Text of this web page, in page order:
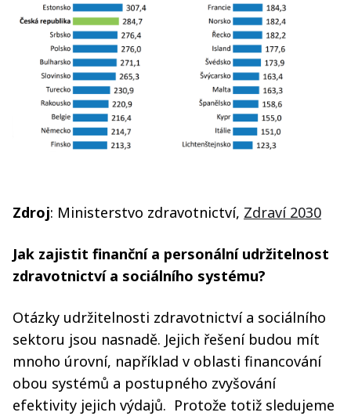
Zdroj: Ministerstvo zdravotnictví, Zdraví 2030
Jak zajistit finanční a personální udržitelnost
zdravotnictví a sociálního systému?
Otázky udržitelnosti zdravotnictví a sociálního
sektoru jsou nasnadě. Jejich řešení budou mít
mnoho úrovní, například v oblasti financování
obou systémů a postupného zvyšování
efektivity jejich výdajů. Protože totiž sledujeme